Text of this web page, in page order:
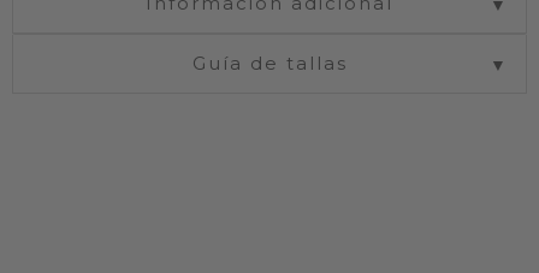
Guía de tallas ▼